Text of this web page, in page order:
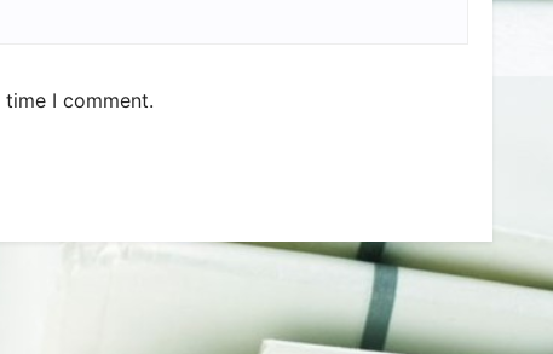
I comment.